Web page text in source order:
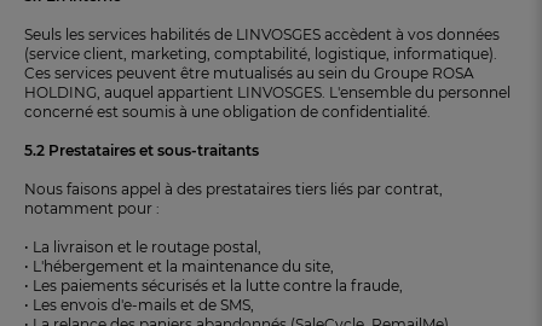
Seuls les services habilités de LINVOSGES accèdent à vos données
(service client, marketing, comptabilité, logistique, informatique).
Ces services peuvent être mutualisés au sein du Groupe ROSA
HOLDING, auquel appartient LINVOSGES. L'ensemble du personnel
concerné est soumis à une obligation de confidentialité.
5.2 Prestataires et sous-traitants
Nous faisons appel à des prestataires tiers liés par contrat,
notamment pour :
• La livraison et le routage postal,
• L'hébergement et la maintenance du site,
• Les paiements sécurisés et la lutte contre la fraude,
• Les envois d'e-mails et de SMS,